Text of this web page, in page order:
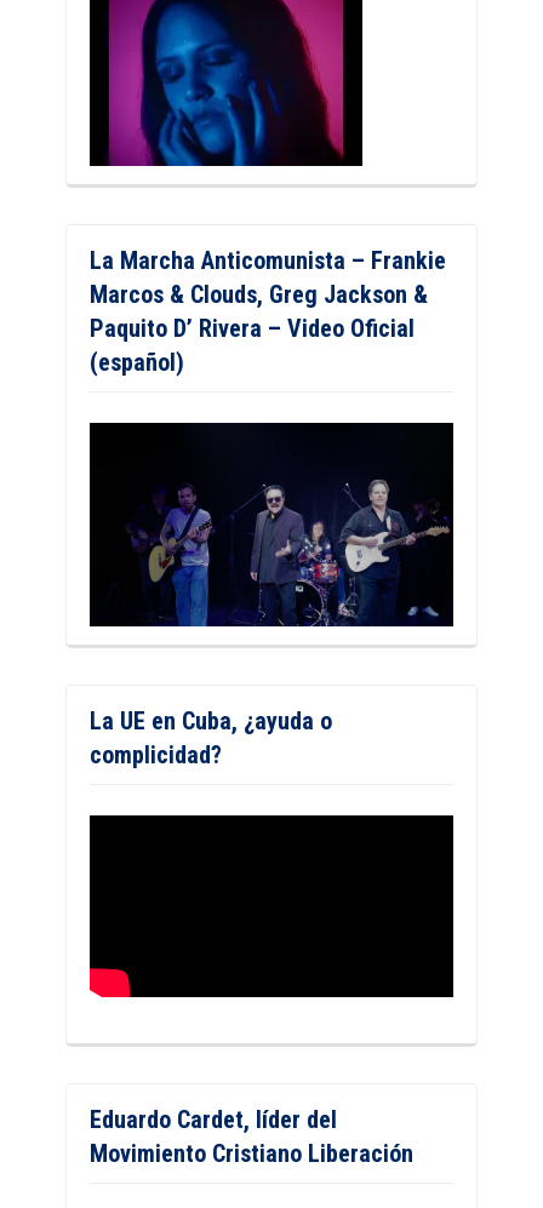
La Marcha Anticomunista – Frankie
Marcos & Clouds, Greg Jackson &
Paquito D’ Rivera – Video Oficial
(español)
La UE en Cuba, ¿ayuda o
complicidad?
Eduardo Cardet, líder del
Movimiento Cristiano Liberación